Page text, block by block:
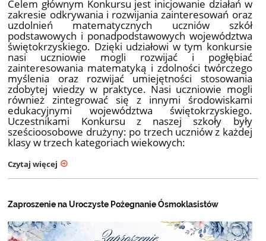
Celem głównym Konkursu jest inicjowanie działań w
zakresie odkrywania i rozwijania zainteresowań oraz
uzdolnień matematycznych uczniów szkół
podstawowych i ponadpodstawowych województwa
świętokrzyskiego. Dzięki udziałowi w tym konkursie
nasi uczniowie mogli rozwijać i pogłębiać
zainteresowania matematyką i zdolności twórczego
myślenia oraz rozwijać umiejętności stosowania
zdobytej wiedzy w praktyce. Nasi uczniowie mogli
również zintegrować się z innymi środowiskami
edukacyjnymi województwa świętokrzyskiego.
Uczestnikami Konkursu z naszej szkoły były
sześcioosobowe drużyny: po trzech uczniów z każdej
klasy w trzech kategoriach wiekowych:
Czytaj więcej
Zaproszenie na Uroczyste Pożegnanie Ósmoklasistów